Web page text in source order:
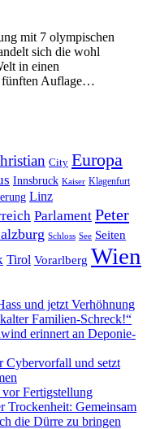
mit 7 olympischen
sich die wohl
in einen
Auflage…
City Europa
Innsbruck Kaiser Klagenfurt
Linz
Parlament Peter
Schloss See Seiten
Tirol Vorarlberg Wien
und jetzt Verhöhnung
Familien-Schreck!“
erinnert an Deponie-
und setzt
Fertigstellung
Trockenheit: Gemeinsam
die Dürre zu bringen